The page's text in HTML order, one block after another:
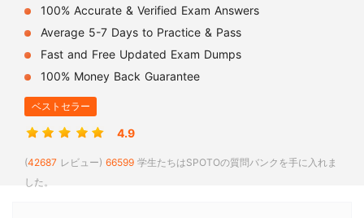
100% Accurate & Verified Exam Answers
Average 5-7 Days to Practice & Pass
Fast and Free Updated Exam Dumps
100% Money Back Guarantee
ベストセラー
4.9
(42687 レビュー) 66599 学生たちはSPOTOの質問バンクを手に入れま
した。